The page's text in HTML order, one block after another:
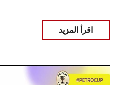
اقرأ المزيد